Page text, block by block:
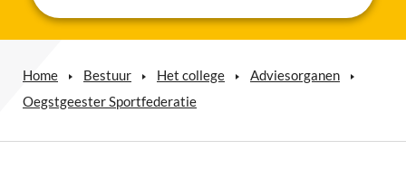
Home Bestuur Het college
Adviesorganen
Oegstgeester Sportfederatie